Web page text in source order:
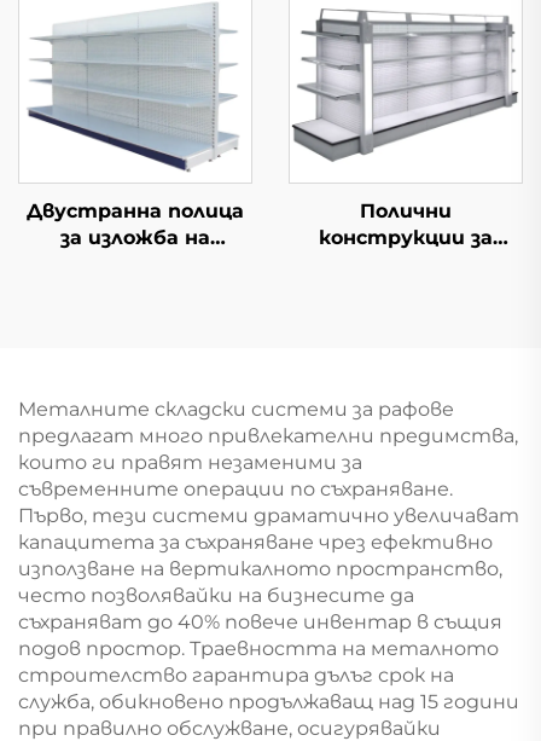
Двустранна полица
за изложба на
Полични
конструкции за
Металните складски системи за рафове
предлагат много привлекателни предимства,
които ги правят незаменими за
съвременните операции по съхраняване.
Първо, тези системи драматично увеличават
капацитета за съхраняване чрез ефективно
използване на вертикалното пространство,
често позволявайки на бизнесите да
съхраняват до 40% повече инвентар в същия
подов простор. Траевността на металното
строителство гарантира дълъг срок на
служба, обикновено продължаващ над 15 години
при правилно обслужване, осигурявайки